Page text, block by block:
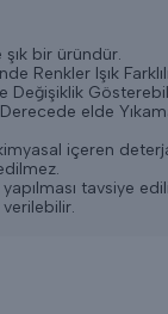
bir üründür.
Renkler Işık
Değişiklik
elde
içeren
tavsiye